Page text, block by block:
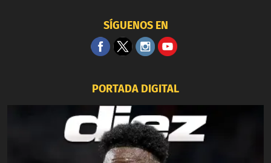
SÍGUENOS EN
PORTADA DIGITAL